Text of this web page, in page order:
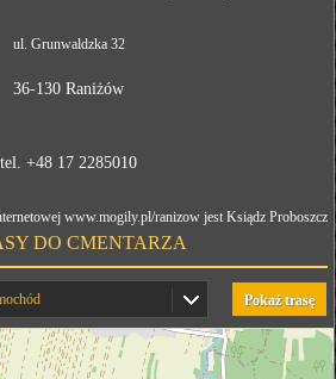
ul. Grunwaldzka 32
36-130 Raniżów
tel. +48 17 2285010
www.mogily.pl/ranizow jest Ksiądz Proboszcz
DO CMENTARZA
Pokaż trasę